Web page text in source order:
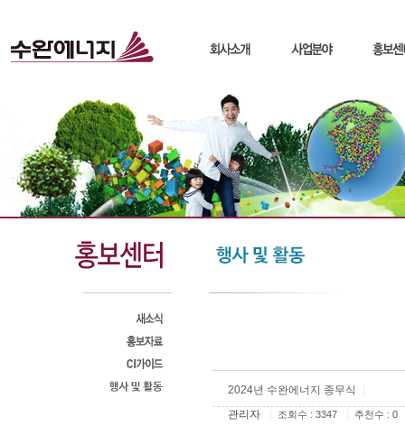
2024년 수완에너지 종무식
관리자
조회수 : 3347 추천수 : 0